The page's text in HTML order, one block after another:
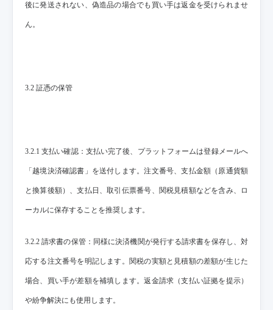
後に発送されない、偽造品の場合でも買い手は返金を受けられませ
ん。
3.2 証憑の保管
3.2.1 支払い確認：支払い完了後、プラットフォームは登録メールへ
「越境決済確認書」を送付します。注文番号、支払金額（原通貨額
と換算後額）、支払日、取引伝票番号、関税見積額などを含み、ロ
ーカルに保存することを推奨します。
3.2.2 請求書の保管：同様に決済機関が発行する請求書を保存し、対
応する注文番号を明記します。関税の実額と見積額の差額が生じた
場合、買い手が差額を補填します。返金請求（支払い証拠を提示）
や紛争解決にも使用します。